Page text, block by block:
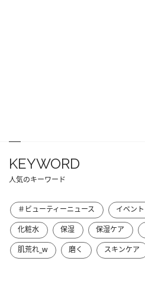
KEYWORD
人気のキーワード
＃ビューティーニュース イベント
化粧水
保湿 保湿ケア
肌荒れ_w
磨く スキンケア